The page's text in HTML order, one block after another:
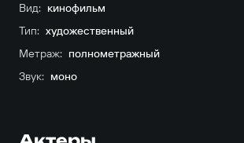
Вид: кинофильм
Тип: художественный
Метраж: полнометражный
Звук: моно